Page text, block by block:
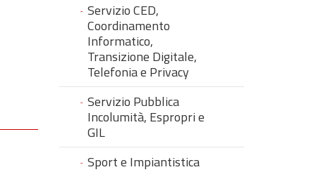
Servizio CED,
Coordinamento
Informatico,
Transizione Digitale,
Telefonia e Privacy
Servizio Pubblica
Incolumità, Espropri e
GIL
Sport e Impiantistica